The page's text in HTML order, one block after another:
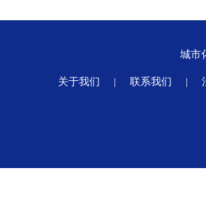
城市
关于我们 | 联系我们 |